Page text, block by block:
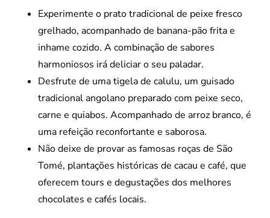
Experimente o prato tradicional de peixe fresco
grelhado, acompanhado de banana-pão frita e
inhame cozido. A combinação de sabores
harmoniosos irá deliciar o seu paladar.
Desfrute de uma tigela de calulu, um guisado
tradicional angolano preparado com peixe seco,
carne e quiabos. Acompanhado de arroz branco, é
uma refeição reconfortante e saborosa.
Não deixe de provar as famosas roças de São
Tomé, plantações históricas de cacau e café, que
oferecem tours e degustações dos melhores
chocolates e cafés locais.